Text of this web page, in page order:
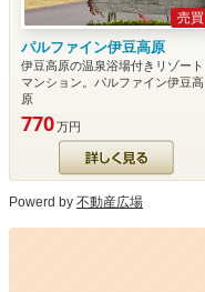
売買
パルファイン伊豆高原
伊豆高原の温泉浴場付きリゾート
マンション。パルファイン伊豆高
原
770万円
Powerd by 不動産広場